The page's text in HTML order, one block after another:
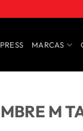
MARCAS
M